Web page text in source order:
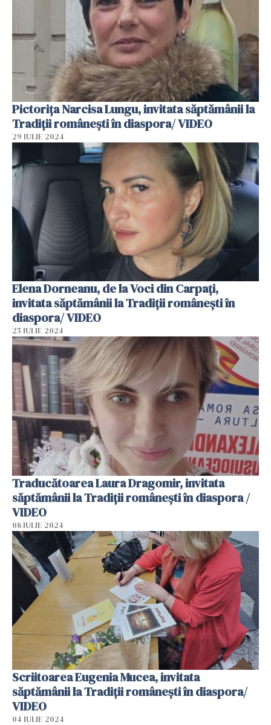
Pictorița Narcisa Lungu, invitata săptămânii la
Tradiții românești în diaspora/ VIDEO
29 IULIE 2024
Elena Dorneanu, de la Voci din Carpați,
invitata săptămânii la Tradiții românești în
diaspora/ VIDEO
25 IULIE 2024
Traducătoarea Laura Dragomir, invitata
săptămânii la Tradiții românești în diaspora /
VIDEO
08 IULIE 2024
Scriitoarea Eugenia Mucea, invitata
săptămânii la Tradiții românești în diaspora/
VIDEO
04 IULIE 2024